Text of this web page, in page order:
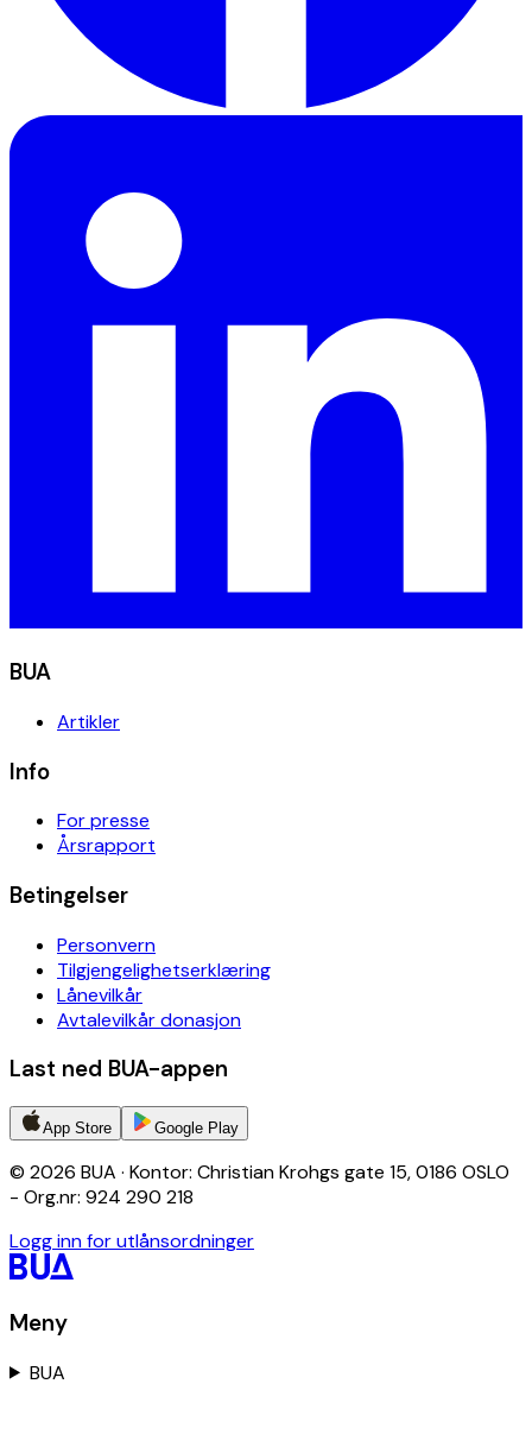
BUA
Artikler
Info
For presse
Årsrapport
Betingelser
Personvern
Tilgjengelighetserklæring
Lånevilkår
Avtalevilkår donasjon
Last ned BUA-appen
App Store Google Play
© 2026 BUA · Kontor: Christian Krohgs gate 15, 0186 OSLO
- Org.nr: 924 290 218
Logg inn for utlånsordninger
Meny
BUA